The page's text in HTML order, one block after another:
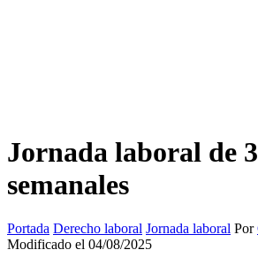
Jornada laboral de
semanales
Portada Derecho laboral Jornada laboral Por
Modificado el 04/08/2025